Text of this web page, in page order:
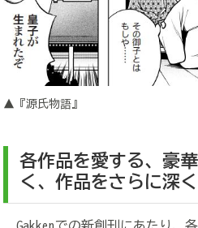
▲『源氏物語』
各作品を愛する、豪
く、作品をさらに深
Gakkenでの新創刊にあたり、